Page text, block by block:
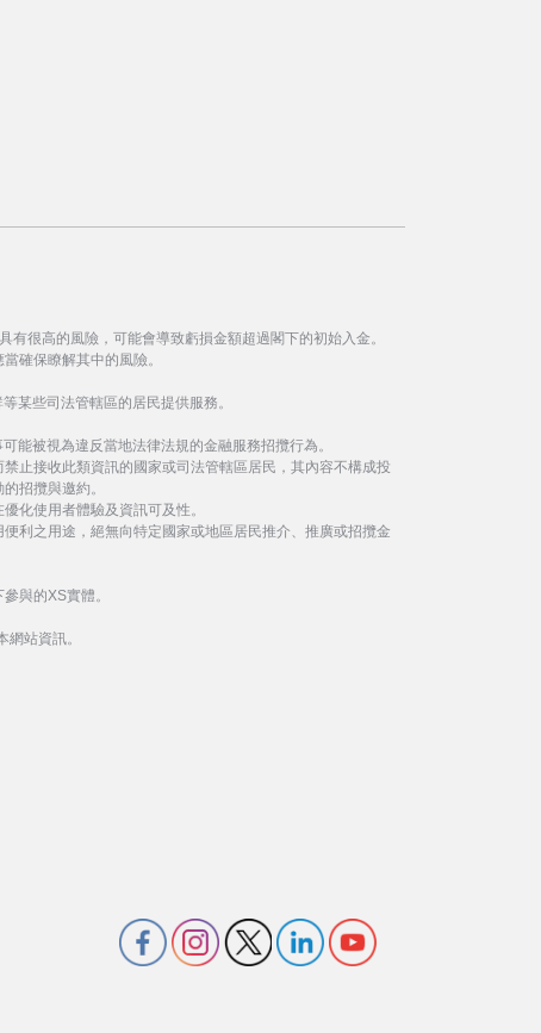
有很高的風險，可能會導致虧損金額超過閣下的初始入金。
確保瞭解其中的風險。
某些司法管轄區的居民提供服務。
能被視為違反當地法律法規的金融服務招攬行為。
止接收此類資訊的國家或司法管轄區居民，其內容不構成投
招攬與邀約。
化使用者體驗及資訊可及性。
利之用途，絕無向特定國家或地區居民推介、推廣或招攬金
與的XS實體。
站資訊。